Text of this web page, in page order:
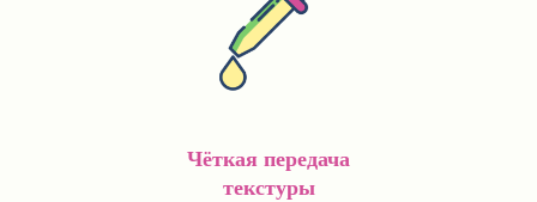
Чёткая передача
текстуры